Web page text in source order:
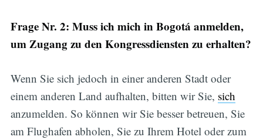
Frage Nr. 2: Muss ich mich in Bogotá anmelden,
um Zugang zu den Kongressdiensten zu erhalten?
Wenn Sie sich jedoch in einer anderen Stadt oder
einem anderen Land aufhalten, bitten wir Sie, sich
anzumelden. So können wir Sie besser betreuen, Sie
am Flughafen abholen, Sie zu Ihrem Hotel oder zum